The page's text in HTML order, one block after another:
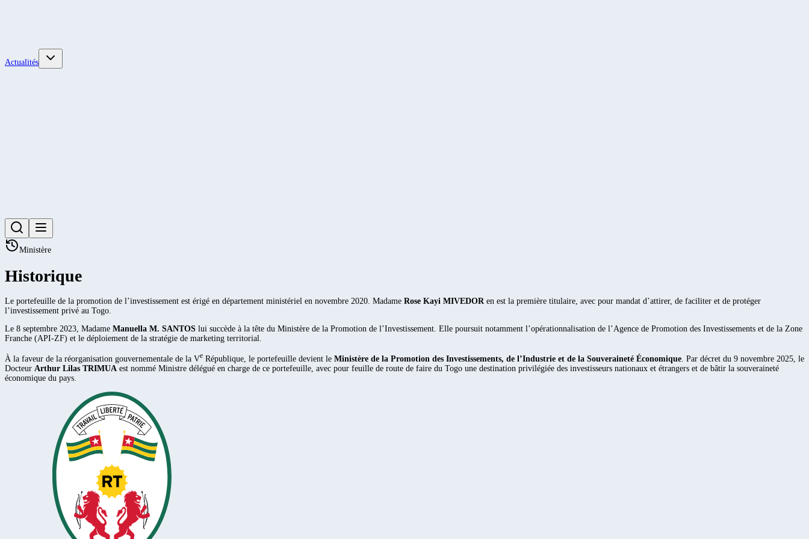
Actualités
Ministère
Historique
Le portefeuille de la promotion de l’investissement est érigé en département ministériel en novembre 2020. Madame Rose Kayi MIVEDORen est la première titulaire, avec pour mandat d’attirer, de faciliter et de protéger
l’investissement privé au Togo.
Le 8 septembre 2023, Madame Manuella M. SANTOS lui succède à la tête du Ministère de la Promotion de l’Investissement. Elle poursuit notamment l’opérationnalisation de l’Agence de Promotion des Investissements et de la Zone
Franche (API-ZF) et le déploiement de la stratégie de marketing territorial.
À la faveur de la réorganisation gouvernementale de la Ve République, le portefeuille devient le Ministère de la Promotion des Investissements, de l’Industrie et de la Souveraineté Économique. Par décret du 9 novembre 2025, le
Docteur Arthur Lilas TRIMUA est nommé Ministre délégué en charge de ce portefeuille, avec pour feuille de route de faire du Togo une destination privilégiée des investisseurs nationaux et étrangers et de bâtir la souveraineté
économique du pays.